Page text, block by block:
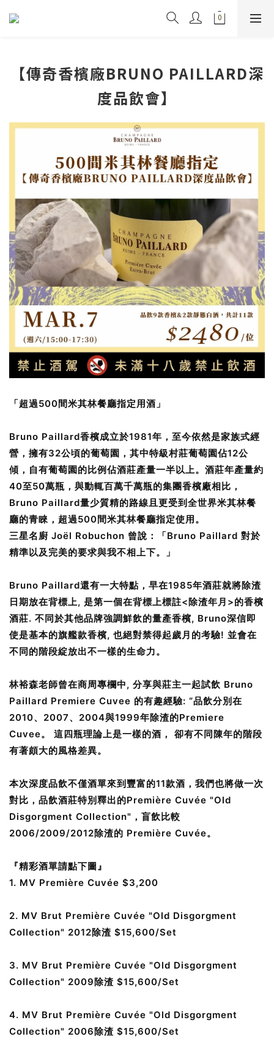
【傳奇香檳廠BRUNO PAILLARD深
度品飲會】
「超過500間米其林餐廳指定用酒」
Bruno Paillard香檳成立於1981年，至今依然是家族式經
營，擁有32公頃的葡萄園，其中特級村莊葡萄園佔12公
傾，自有葡萄園的比例佔酒莊產量一半以上。酒莊年產量約
40至50萬瓶，與動輒百萬千萬瓶的集團香檳廠相比，
Bruno Paillard量少質精的路線且更受到全世界米其林餐
廳的青睞，超過500間米其林餐廳指定使用。
三星名廚 Joël Robuchon 曾說：「Bruno Paillard 對於
精準以及完美的要求與我不相上下。」
Bruno Paillard還有一大特點，早在1985年酒莊就將除渣
日期放在背標上, 是第一個在背標上標註<除渣年月>的香檳
酒莊. 不同於其他品牌強調鮮飲的量產香檳, Bruno深信即
使是基本的旗艦款香檳, 也絕對禁得起歲月的考驗! 並會在
不同的階段綻放出不一樣的生命力。
林裕森老師曾在商周專欄中, 分享與莊主一起試飲 Bruno
Paillard Premiere Cuvee 的有趣經驗: “品飲分別在
2010、2007、2004與1999年除渣的Premiere
Cuvee。 這四瓶理論上是一樣的酒， 卻有不同陳年的階段
有著頗大的風格差異。
本次深度品飲不僅酒單來到豐富的11款酒，我們也將做一次
對比，品飲酒莊特別釋出的Première Cuvée "Old
Disgorgment Collection"，盲飲比較
2006/2009/2012除渣的 Première Cuvée。
『精彩酒單請點下圖』
1. MV Première Cuvée $3,200
2. MV Brut Première Cuvée "Old Disgorgment
Collection" 2012除渣 $15,600/Set
3. MV Brut Première Cuvée "Old Disgorgment
Collection" 2009除渣 $15,600/Set
4. MV Brut Première Cuvée "Old Disgorgment
Collection" 2006除渣 $15,600/Set